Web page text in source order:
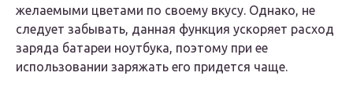
желаемыми цветами по своему вкусу. Однако, не
следует забывать, данная функция ускоряет расход
заряда батареи ноутбука, поэтому при ее
использовании заряжать его придется чаще.